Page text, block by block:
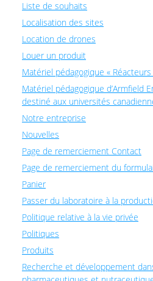
Liste de souhaits
Localisation des sites
Location de drones
Louer un produit
Matériel pédagogique « Réacteurs
Matériel pédagogique d’Armfield
destiné aux universités
Notre entreprise
Nouvelles
Page de remerciement Contact
Page de remerciement du
Panier
Passer du laboratoire à la
Politique relative à la vie privée
Politiques
Produits
Recherche et développement